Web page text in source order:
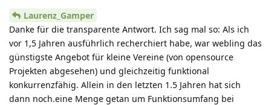
Laurenz_Gamper
Danke für die transparente Antwort. Ich sag mal so: Als ich
vor 1,5 Jahren ausführlich recherchiert habe, war webling das
günstigste Angebot für kleine Vereine (von opensource
Projekten abgesehen) und gleichzeitig funktional
konkurrenzfähig. Allein in den letzten 1.5 Jahren hat sich
dann noch.eine Menge getan um Funktionsumfang bei